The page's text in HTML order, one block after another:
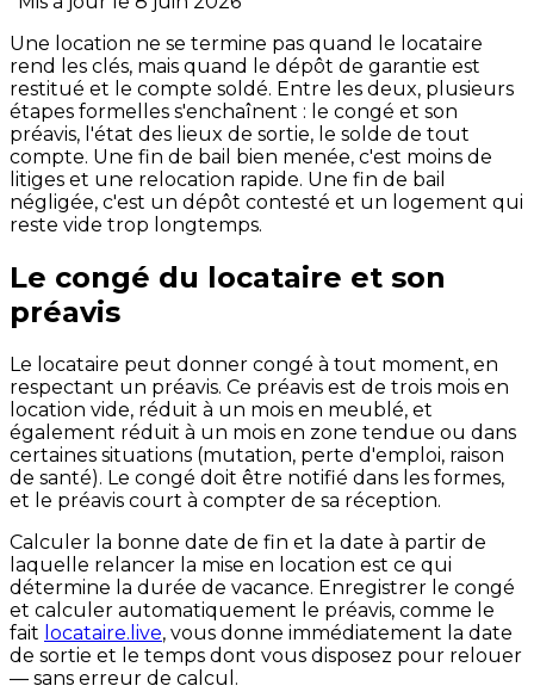
Une location ne se termine pas quand le locataire
rend les clés, mais quand le dépôt de garantie est
restitué et le compte soldé. Entre les deux, plusieurs
étapes formelles s'enchaînent : le congé et son
préavis, l'état des lieux de sortie, le solde de tout
compte. Une fin de bail bien menée, c'est moins de
litiges et une relocation rapide. Une fin de bail
négligée, c'est un dépôt contesté et un logement qui
reste vide trop longtemps.
Le congé du locataire et son
préavis
Le locataire peut donner congé à tout moment, en
respectant un préavis. Ce préavis est de trois mois en
location vide, réduit à un mois en meublé, et
également réduit à un mois en zone tendue ou dans
certaines situations (mutation, perte d'emploi, raison
de santé). Le congé doit être notifié dans les formes,
et le préavis court à compter de sa réception.
Calculer la bonne date de fin et la date à partir de
laquelle relancer la mise en location est ce qui
détermine la durée de vacance. Enregistrer le congé
et calculer automatiquement le préavis, comme le
fait locataire.live, vous donne immédiatement la date
de sortie et le temps dont vous disposez pour relouer
— sans erreur de calcul.